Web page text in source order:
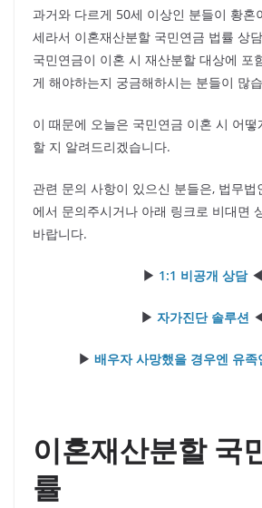
과거와 다르게 50세 이상인 분들이 황혼
세라서 이혼재산분할 국민연금 법률 상
국민연금이 이혼 시 재산분할 대상에 포
게 해야하는지 궁금해하시는 분들이 많
이 때문에 오늘은 국민연금 이혼 시 어
할 지 알려드리겠습니다.
관련 문의 사항이 있으신 분들은, 법무법
에서 문의주시거나 아래 링크로 비대면
바랍니다.
▶ 1:1 비공개 상담◀
▶ 자가진단 솔루션
▶ 배우자 사망했을 경우엔 유족
이혼재산분할 국
률